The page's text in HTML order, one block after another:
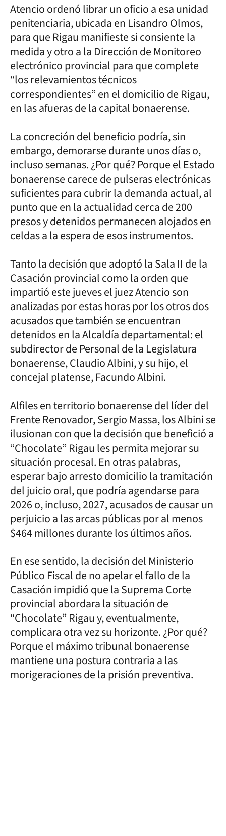
Atencio ordenó librar un oficio a esa unidad
penitenciaria, ubicada en Lisandro Olmos,
para que Rigau manifieste si consiente la
medida y otro a la Dirección de Monitoreo
electrónico provincial para que complete
“los relevamientos técnicos
correspondientes” en el domicilio de Rigau,
en las afueras de la capital bonaerense.
La concreción del beneficio podría, sin
embargo, demorarse durante unos días o,
incluso semanas. ¿Por qué? Porque el Estado
bonaerense carece de pulseras electrónicas
suficientes para cubrir la demanda actual, al
punto que en la actualidad cerca de 200
presos y detenidos permanecen alojados en
celdas a la espera de esos instrumentos.
Tanto la decisión que adoptó la Sala II de la
Casación provincial como la orden que
impartió este jueves el juez Atencio son
analizadas por estas horas por los otros dos
acusados que también se encuentran
detenidos en la Alcaldía departamental: el
subdirector de Personal de la Legislatura
bonaerense, Claudio Albini, y su hijo, el
concejal platense, Facundo Albini.
Alfiles en territorio bonaerense del líder del
Frente Renovador, Sergio Massa, los Albini se
ilusionan con que la decisión que benefició a
“Chocolate” Rigau les permita mejorar su
situación procesal. En otras palabras,
esperar bajo arresto domicilio la tramitación
del juicio oral, que podría agendarse para
2026 o, incluso, 2027, acusados de causar un
perjuicio a las arcas públicas por al menos
$464 millones durante los últimos años.
En ese sentido, la decisión del Ministerio
Público Fiscal de no apelar el fallo de la
Casación impidió que la Suprema Corte
provincial abordara la situación de
“Chocolate” Rigau y, eventualmente,
complicara otra vez su horizonte. ¿Por qué?
Porque el máximo tribunal bonaerense
mantiene una postura contraria a las
morigeraciones de la prisión preventiva.